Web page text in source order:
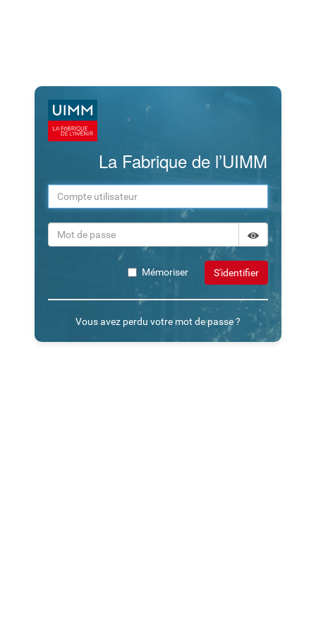
La Fabrique de l’UIMM
Afficher le
Masquer le
Mémoriser
Vous avez perdu votre mot de passe ?